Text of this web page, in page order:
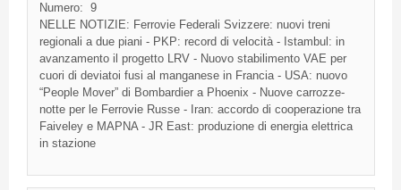
Numero: 9
NELLE NOTIZIE: Ferrovie Federali Svizzere: nuovi treni
regionali a due piani - PKP: record di velocità - Istambul: in
avanzamento il progetto LRV - Nuovo stabilimento VAE per
cuori di deviatoi fusi al manganese in Francia - USA: nuovo
“People Mover” di Bombardier a Phoenix - Nuove carrozze-
notte per le Ferrovie Russe - Iran: accordo di cooperazione tra
Faiveley e MAPNA - JR East: produzione di energia elettrica
in stazione